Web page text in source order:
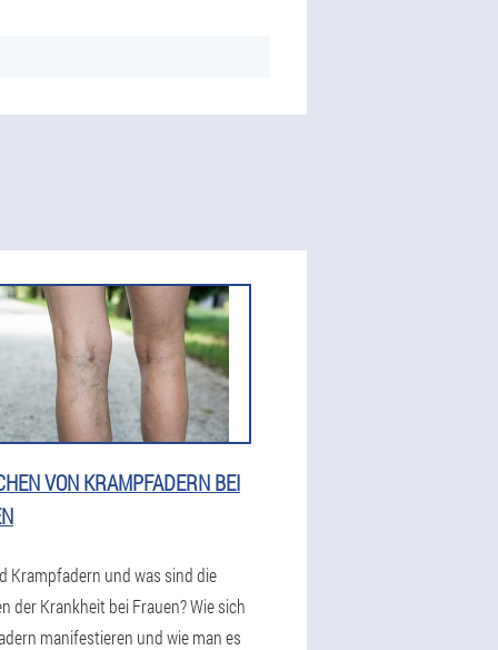
VON KRAMPFADERN BEI
Krampfadern und was sind die
der Krankheit bei Frauen? Wie sich
manifestieren und wie man es